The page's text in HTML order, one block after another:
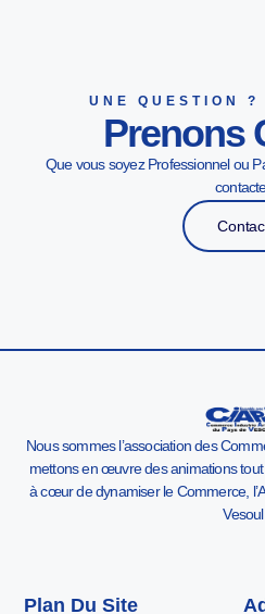
UNE QUESTION
Prenons
Que vous soyez Professionnel ou
Nous sommes l’association des
mettons en œuvre des animations
à cœur de dynamiser le Commerce,
Vesoul
Plan Du Site